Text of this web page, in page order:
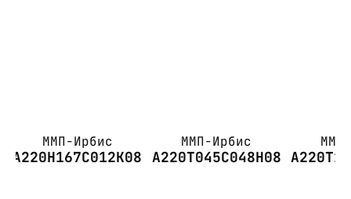
ММП-Ирбис
А220Н167С012К08
ММП-Ирбис
А220Т045С048Н08